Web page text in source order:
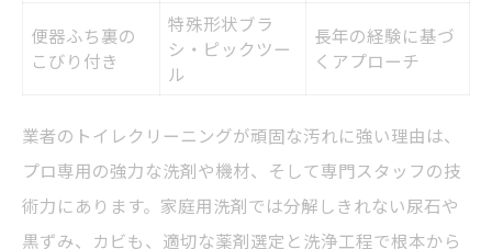
便器ふち裏の
こびり付き
特殊形状ブラ
シ・ピックツー
ル
長年の経験に基づ
くアプローチ
業者のトイレクリーニングが頑固な汚れに強い理由は、
プロ専用の強力な洗剤や機材、そして専門スタッフの技
術力にあります。家庭用洗剤では分解しきれない尿石や
黒ずみ、カビも、適切な薬剤選定と洗浄工程で根本から